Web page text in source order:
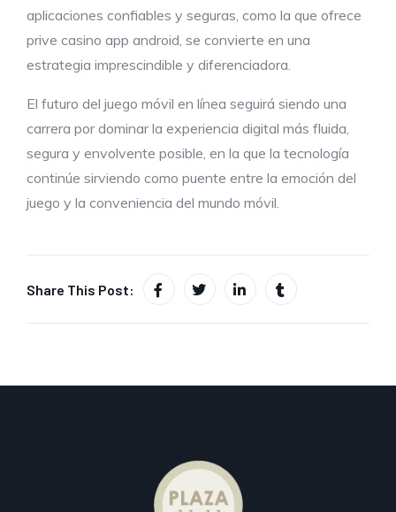
aplicaciones confiables y seguras, como la que ofrece
prive casino app android, se convierte en una
estrategia imprescindible y diferenciadora.
El futuro del juego móvil en línea seguirá siendo una
carrera por dominar la experiencia digital más fluida,
segura y envolvente posible, en la que la tecnología
continúe sirviendo como puente entre la emoción del
juego y la conveniencia del mundo móvil.
Share This Post: